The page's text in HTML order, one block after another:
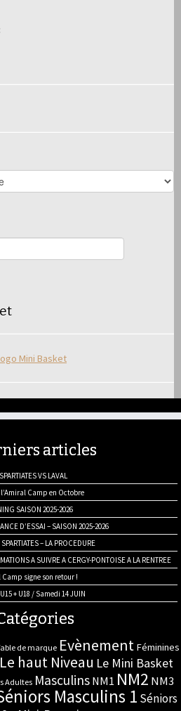
articles
VS LAVAL
l’Amiral Camp en Octobre
SAISON 2025-2026
D’ESSAI – SAISON 2025-2026
– LA PROCEDURE
A SUIVRE A CERGY-PONTOISE A LA RENTREE
Camp signe son retour !
+ U18 / Samedi 14 JUIN
de marque Evènement Féminines
Le haut Niveau Le Mini Basket
Adultes Masculins NM1 NM2 NM3
Masculins 1 Séniors